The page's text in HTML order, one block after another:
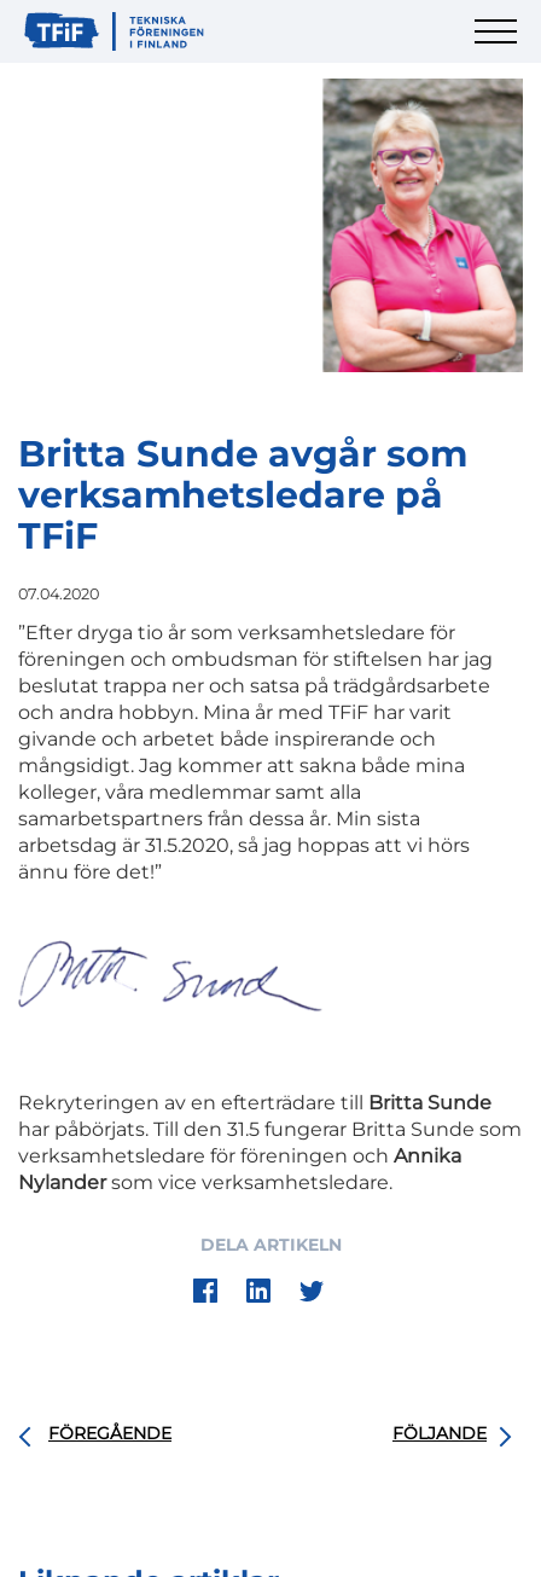
Britta Sunde avgår som
verksamhetsledare på
TFiF
07.04.2020
”Efter dryga tio år som verksamhetsledare för
föreningen och ombudsman för stiftelsen har jag
beslutat trappa ner och satsa på trädgårdsarbete
och andra hobbyn. Mina år med TFiF har varit
givande och arbetet både inspirerande och
mångsidigt. Jag kommer att sakna både mina
kolleger, våra medlemmar samt alla
samarbetspartners från dessa år. Min sista
arbetsdag är 31.5.2020, så jag hoppas att vi hörs
ännu före det!”
Rekryteringen av en efterträdare till Britta Sunde
har påbörjats. Till den 31.5 fungerar Britta Sunde som
verksamhetsledare för föreningen och Annika
Nylandersom vice verksamhetsledare.
DELA ARTIKELN
FÖREGÅENDE FÖLJANDE